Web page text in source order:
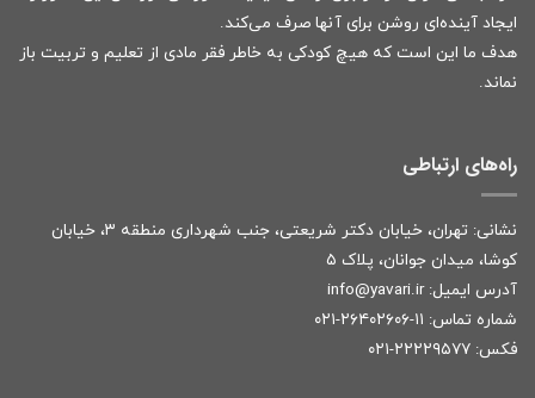
ایجاد آینده‌ای روشن برای آنها صرف می‌کند.
هدف ما این است که هیچ کودکی به خاطر فقر مادی از تعلیم و تربیت باز
نماند.
راه‌های ارتباطی
نشانی: تهران، خیابان دکتر شریعتی، جنب شهرداری منطقه ۳، خیابان
کوشا، میدان جوانان، پلاک ۵
آدرس ایمیل: info@yavari.ir
شماره تماس: ۱۱-۲۶۴۰۲۶۰۶-۰۲۱
فکس: ۲۲۲۲۹۵۷۷-۰۲۱